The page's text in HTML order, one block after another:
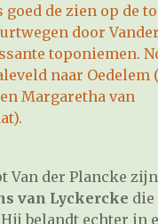
de zien op de
door
toponiemen.
naar
Margaretha van
Van der Plancke
van Lyckercke die
belandt echter in